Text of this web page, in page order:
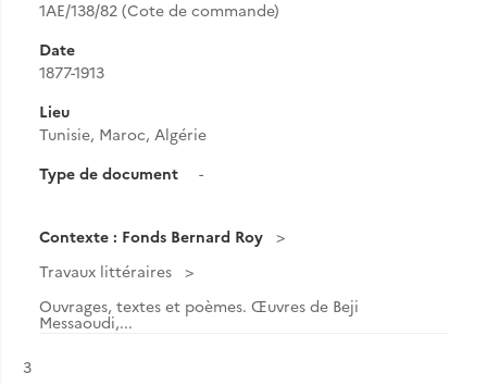
1AE/138/82 (Cote de commande)
Date
1877-1913
Lieu
Tunisie, Maroc, Algérie
Type de document
-
Contexte : Fonds Bernard Roy
Travaux littéraires
Ouvrages, textes et poèmes. Œuvres de Beji
Messaoudi,...
Résultat n°
3